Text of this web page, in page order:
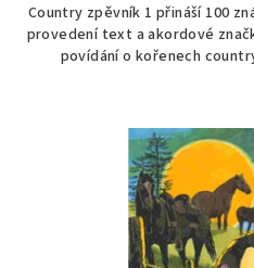
Country zpěvník 1 přináší 100
provedení text a akordové
povídání o kořenech